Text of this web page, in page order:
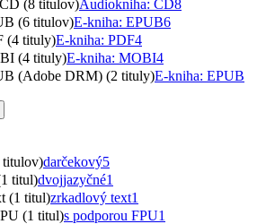
(8 titulov)Audiokniha: CD8
(6 titulov)E-kniha: EPUB6
(4 tituly)E-kniha: PDF4
(4 tituly)E-kniha: MOBI4
(Adobe DRM) (2 tituly)E-kniha: EPUB
titulov)darčekový5
titul)dvojjazyčné1
(1 titul)zrkadlový text1
(1 titul)s podporou FPU1